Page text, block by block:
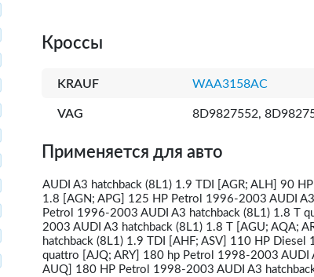
Кроссы
KRAUF WAA3158AC
VAG 8D9827552,
Применяется для авто
AUDI A3 hatchback (8L1) 1.9 TDI [AGR; ALH] 90
1.8 [AGN; APG] 125 HP Petrol 1996-2003 AUDI
Petrol 1996-2003 AUDI A3 hatchback (8L1) 1.8 T
2003 AUDI A3 hatchback (8L1) 1.8 T [AGU; AQA;
hatchback (8L1) 1.9 TDI [AHF; ASV] 110 HP Diesel
quattro [AJQ; ARY] 180 hp Petrol 1998-2003 AUDI
AUQ] 180 HP Petrol 1998-2003 AUDI A3